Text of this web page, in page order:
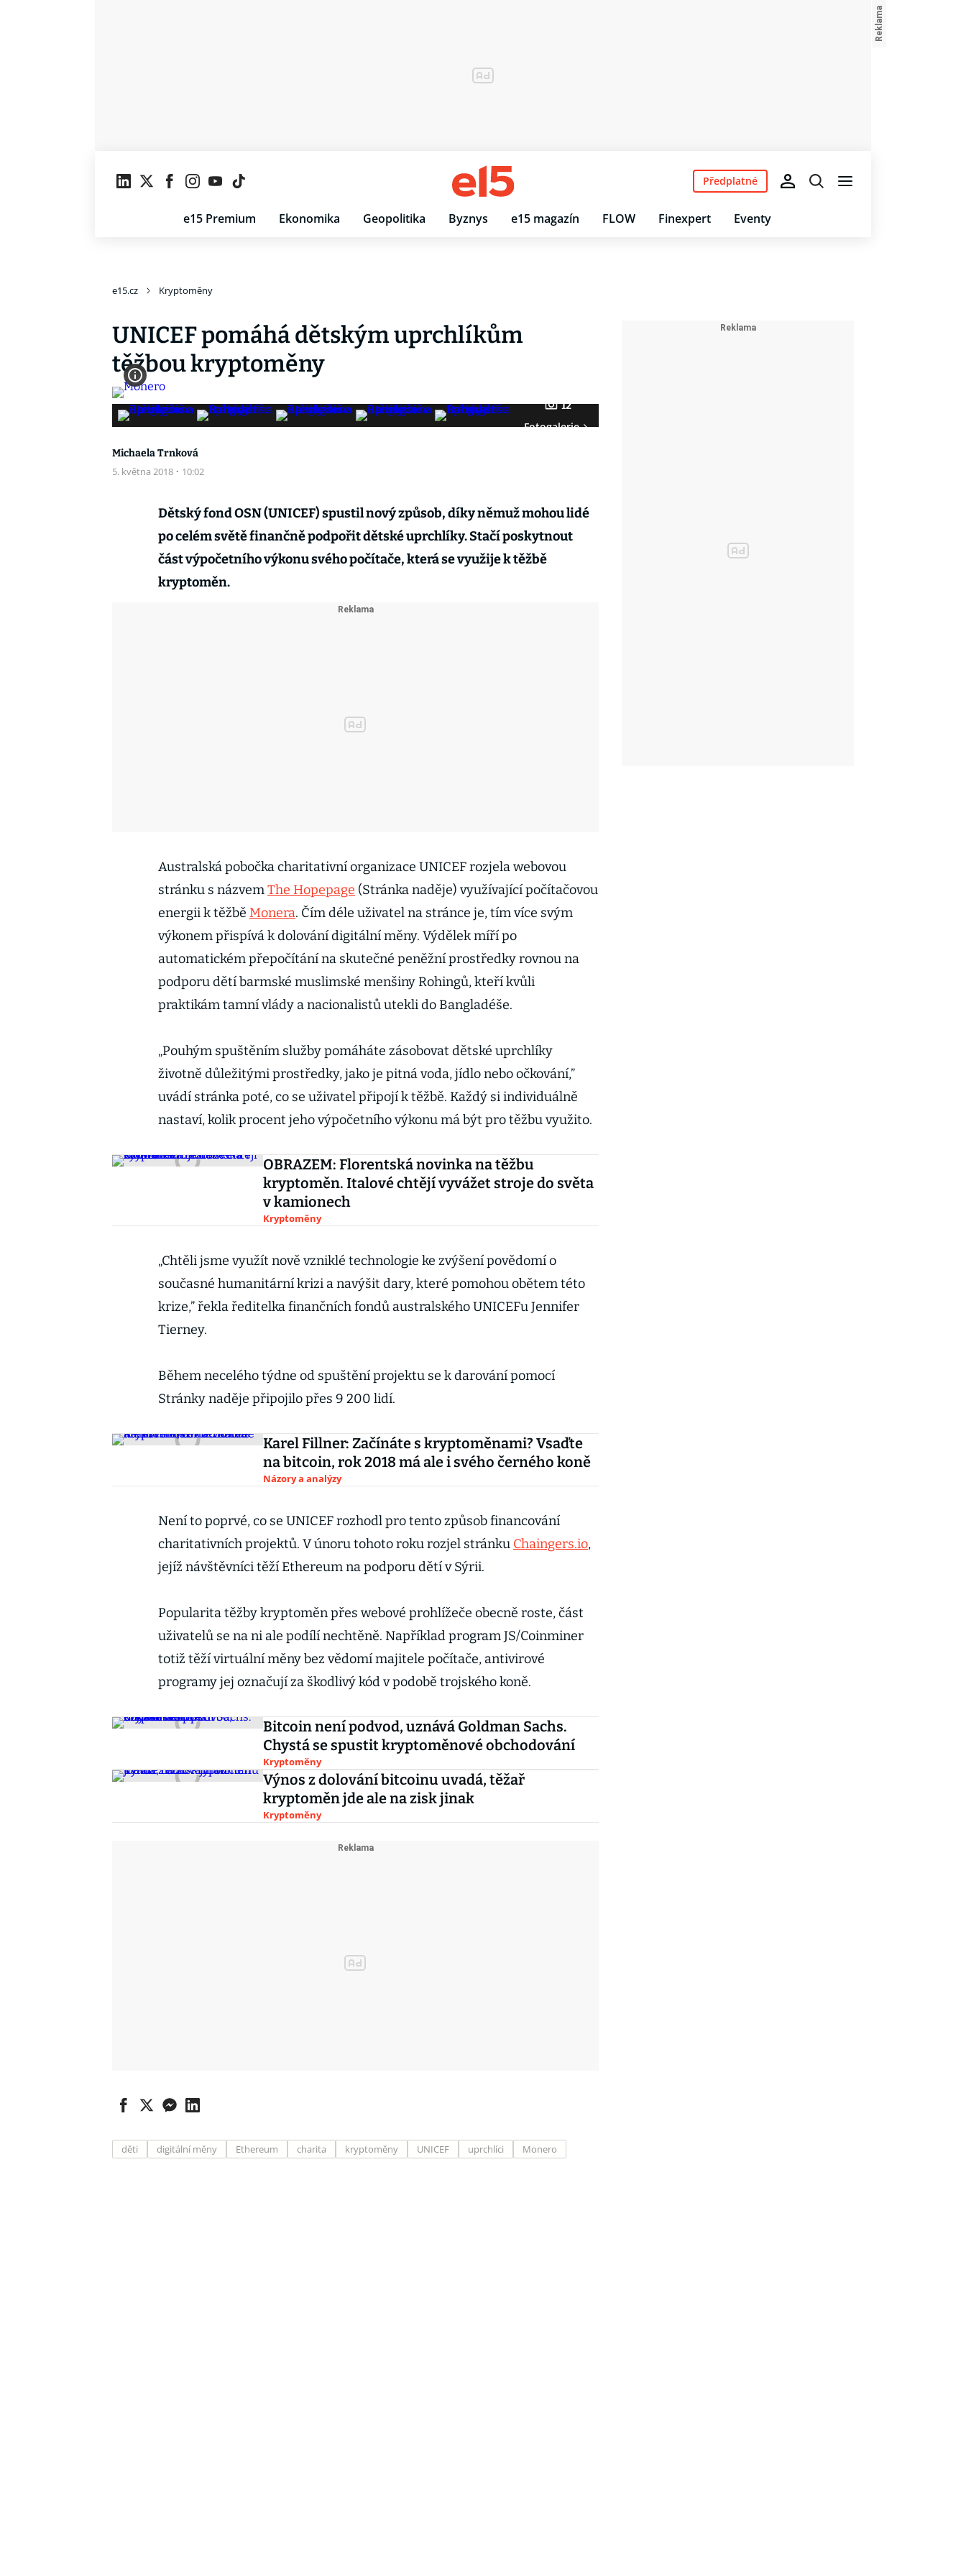
e15 Premium Ekonomika Geopolitika Byznys e15 magazín FLOW Finexpert Eventy
Předplatné
e15.cz Kryptoměny
UNICEF pomáhá dětským uprchlíkům
těžbou kryptoměny
12
Fotogalerie
Michaela Trnková
5. května 2018 · 10:02
Dětský fond OSN (UNICEF) spustil nový způsob, díky němuž mohou lidé
po celém světě finančně podpořit dětské uprchlíky. Stačí poskytnout
část výpočetního výkonu svého počítače, která se využije k těžbě
kryptoměn.
Australská pobočka charitativní organizace UNICEF rozjela webovou
stránku s názvemThe Hopepage (Stránka naděje) využívající počítačovou
energii k těžbě Monera. Čím déle uživatel na stránce je, tím více svým
výkonem přispívá k dolování digitální měny. Výdělek míří po
automatickém přepočítání na skutečné peněžní prostředky rovnou na
podporu dětí barmské muslimské menšiny Rohingů, kteří kvůli
praktikám tamní vlády a nacionalistů utekli do Bangladéše.
„Pouhým spuštěním služby pomáháte zásobovat dětské uprchlíky
životně důležitými prostředky, jako je pitná voda, jídlo nebo očkování,”
uvádí stránka poté, co se uživatel připojí k těžbě. Každý si individuálně
nastaví, kolik procent jeho výpočetního výkonu má být pro těžbu využito.
OBRAZEM: Florentská novinka na těžbu
kryptoměn. Italové chtějí vyvážet stroje do světa
v kamionech
Kryptoměny
„Chtěli jsme využít nově vzniklé technologie ke zvýšení povědomí o
současné humanitární krizi a navýšit dary, které pomohou obětem této
krize,” řekla ředitelka finančních fondů australského UNICEFu Jennifer
Tierney.
Během necelého týdne od spuštění projektu se k darování pomocí
Stránky naděje připojilo přes 9 200 lidí.
Karel Fillner: Začínáte s kryptoměnami? Vsaďte
na bitcoin, rok 2018 má ale i svého černého koně
Názory a analýzy
Není to poprvé, co se UNICEF rozhodl pro tento způsob financování
charitativních projektů. V únoru tohoto roku rozjel stránku Chaingers.io,
jejíž návštěvníci těží Ethereum na podporu dětí v Sýrii.
Popularita těžby kryptoměn přes webové prohlížeče obecně roste, část
uživatelů se na ni ale podílí nechtěně. Například program JS/Coinminer
totiž těží virtuální měny bez vědomí majitele počítače, antivirové
programy jej označují za škodlivý kód v podobě trojského koně.
Bitcoin není podvod, uznává Goldman Sachs.
Chystá se spustit kryptoměnové obchodování
Kryptoměny
Výnos z dolování bitcoinu uvadá, těžař
kryptoměn jde ale na zisk jinak
Kryptoměny
děti digitální měny Ethereum charita kryptoměny UNICEF uprchlíci Monero